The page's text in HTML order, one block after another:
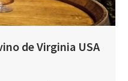
de Virginia USA